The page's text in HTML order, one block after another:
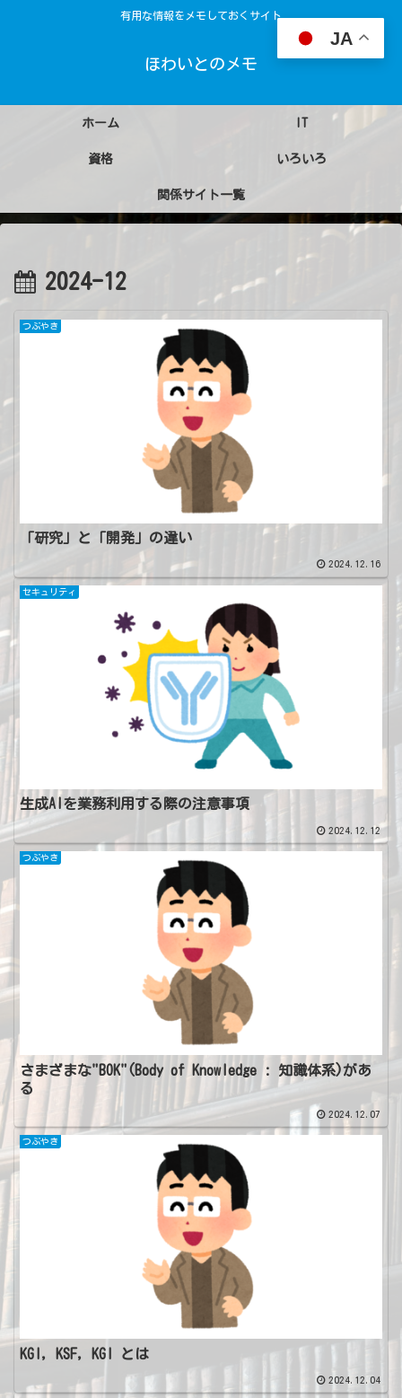
有用な情報をメモしておくサイト
ほわいとのメモ
ホーム IT
資格 いろいろ
関係サイト一覧
2024-12
つぶやき
「研究」と「開発」の違い
2024.12.16
セキュリティ
生成AIを業務利用する際の注意事項
2024.12.12
つぶやき
さまざまな"BOK"(Body of Knowledge : 知識体系)があ
る
2024.12.07
つぶやき
KGI, KSF, KGI とは
2024.12.04
JA